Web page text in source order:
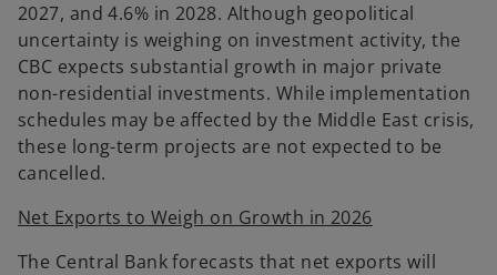
2027, and 4.6% in 2028. Although geopolitical
uncertainty is weighing on investment activity, the
CBC expects substantial growth in major private
non-residential investments. While implementation
schedules may be affected by the Middle East crisis,
these long-term projects are not expected to be
cancelled.
Net Exports to Weigh on Growth in 2026
The Central Bank forecasts that net exports will